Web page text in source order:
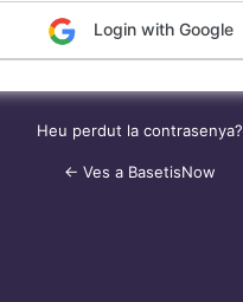
Login with Google
Heu perdut la contrasenya?
← Ves a BasetisNow